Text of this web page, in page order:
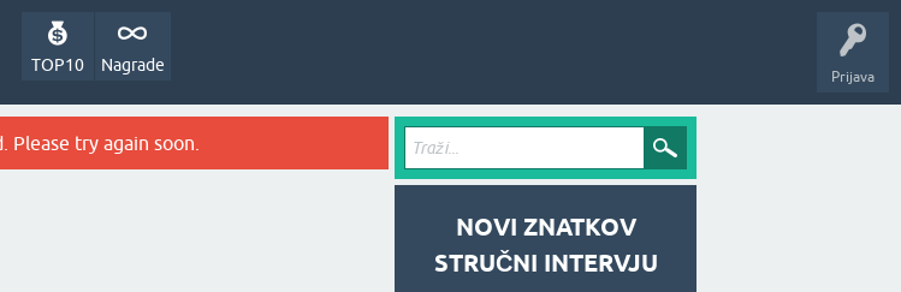
Prijava
Nagrade
TOP10
try again soon.
NOVI ZNATKOV
STRUČNI INTERVJU